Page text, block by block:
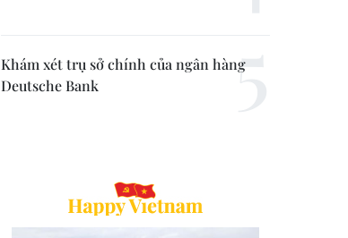
Khám xét trụ sở chính của ngân hàng
Deutsche Bank